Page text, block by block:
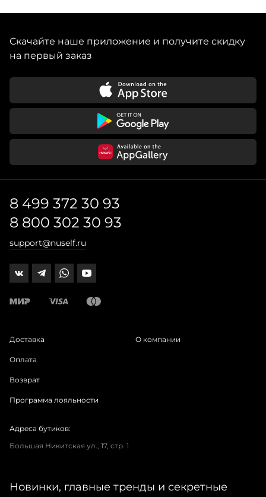
Скачайте наше приложение и получите скидку
на первый заказ
8 499 372 30 93
8 800 302 30 93
support@nuself.ru
Доставка
Оплата
Возврат
Программа лояльности
О компании
Адреса бутиков:
Большая Никитская ул., 17, стр. 1
Новинки, главные тренды и секретные